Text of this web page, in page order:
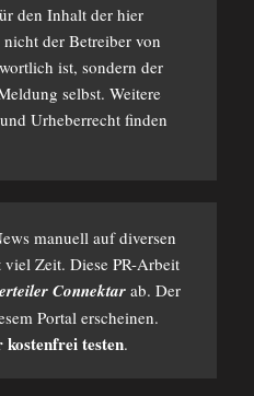
den Inhalt der hier
der Betreiber von
ist, sondern der
selbst. Weitere
Urheberrecht finden
manuell auf diversen
Zeit. Diese PR-Arbeit
Connektarab. Der
Portal erscheinen.
kostenfrei testen.